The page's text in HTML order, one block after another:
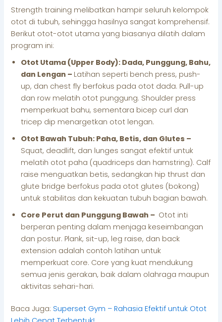
Strength training melibatkan hampir seluruh kelompok
otot di tubuh, sehingga hasilnya sangat komprehensif.
Berikut otot-otot utama yang biasanya dilatih dalam
program ini:
Otot Utama (Upper Body): Dada, Punggung, Bahu,
dan Lengan – Latihan seperti bench press, push-
up, dan chest fly berfokus pada otot dada. Pull-up
dan row melatih otot punggung. Shoulder press
memperkuat bahu, sementara bicep curl dan
tricep dip menargetkan otot lengan.
Otot Bawah Tubuh: Paha, Betis, dan Glutes –
Squat, deadlift, dan lunges sangat efektif untuk
melatih otot paha (quadriceps dan hamstring). Calf
raise menguatkan betis, sedangkan hip thrust dan
glute bridge berfokus pada otot glutes (bokong)
untuk stabilitas dan kekuatan tubuh bagian bawah.
Core Perut dan Punggung Bawah – Otot inti
berperan penting dalam menjaga keseimbangan
dan postur. Plank, sit-up, leg raise, dan back
extension adalah contoh latihan untuk
memperkuat core. Core yang kuat mendukung
semua jenis gerakan, baik dalam olahraga maupun
aktivitas sehari-hari.
Baca Juga: Superset Gym – Rahasia Efektif untuk Otot